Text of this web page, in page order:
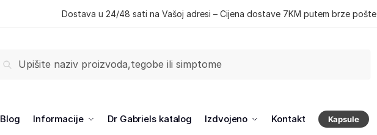
Dostava u 24/48 sati na Vašoj adresi – Cijena dostave 7KM putem brze pošte
Pretraži
Blog Informacije Dr Gabriels katalog Izdvojeno Kontakt Kapsule